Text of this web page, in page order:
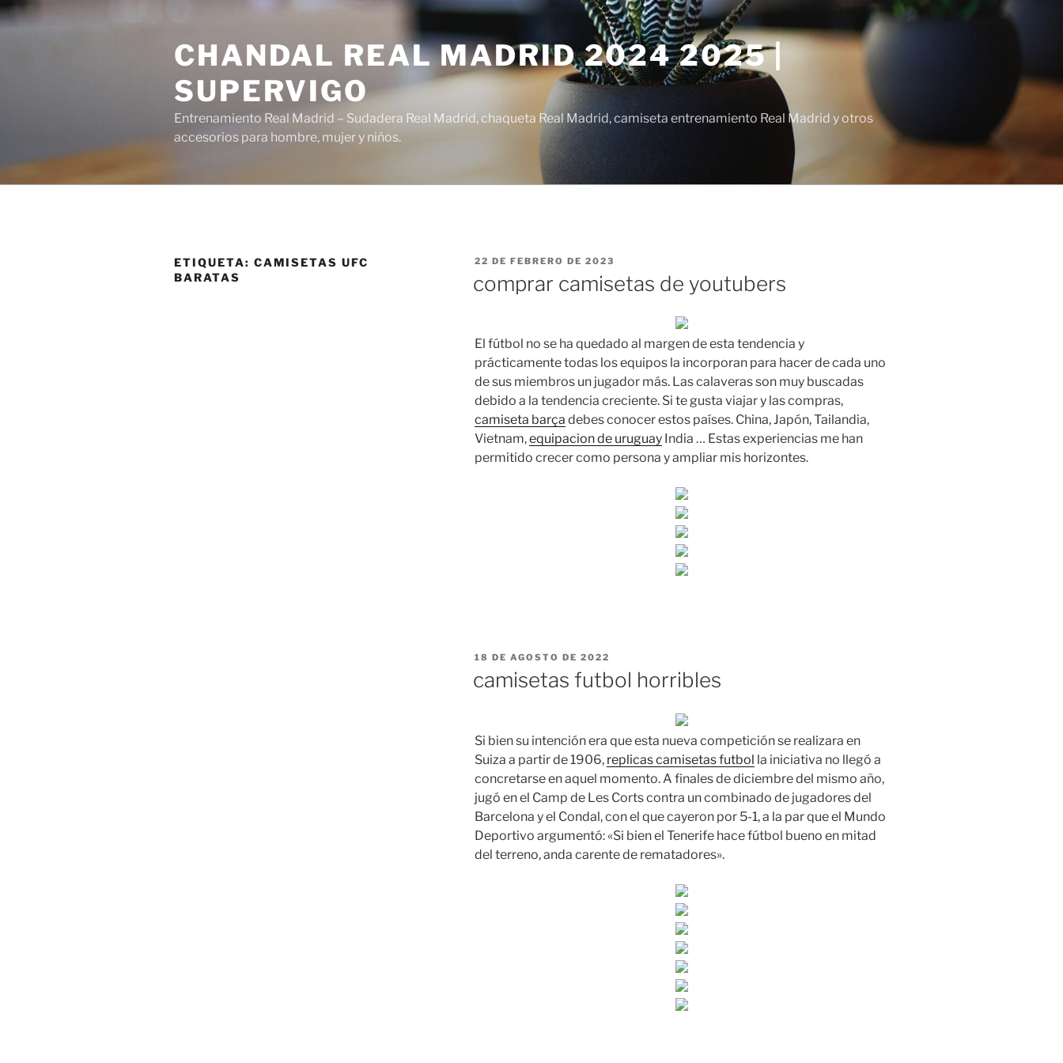
Saltar
al
CHANDAL REAL MADRID 2024 2025 |
SUPERVIGO
Entrenamiento Real Madrid – Sudadera Real Madrid, chaqueta Real Madrid, camiseta entrenamiento Real Madrid y otros
accesorios para hombre, mujer y niños.
ETIQUETA: CAMISETAS UFC
BARATAS
PUBLICADO
22 DE FEBRERO DE 2023
comprar camisetas de youtubers
El fútbol no se ha quedado al margen de esta tendencia y
prácticamente todas los equipos la incorporan para hacer de cada uno
de sus miembros un jugador más. Las calaveras son muy buscadas
debido a la tendencia creciente. Si te gusta viajar y las compras,
camiseta barça debes conocer estos países. China, Japón, Tailandia,
Vietnam,equipacion de uruguayIndia … Estas experiencias me han
permitido crecer como persona y ampliar mis horizontes.
PUBLICADO
18 DE AGOSTO DE 2022
camisetas futbol horribles
Si bien su intención era que esta nueva competición se realizara en
Suiza a partir de 1906, replicas camisetas futbol la iniciativa no llegó a
concretarse en aquel momento. A finales de diciembre del mismo año,
jugó en el Camp de Les Corts contra un combinado de jugadores del
Barcelona y el Condal, con el que cayeron por 5-1, a la par que el Mundo
Deportivo argumentó: «Si bien el Tenerife hace fútbol bueno en mitad
del terreno, anda carente de rematadores».